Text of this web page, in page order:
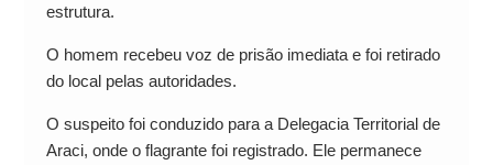
estrutura.
O homem recebeu voz de prisão imediata e foi retirado
do local pelas autoridades.
O suspeito foi conduzido para a Delegacia Territorial de
Araci, onde o flagrante foi registrado. Ele permanece